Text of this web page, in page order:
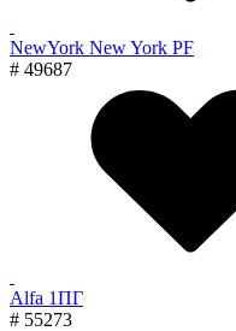
NewYork New York PF
# 49687
Alfa 1ПГ
# 55273